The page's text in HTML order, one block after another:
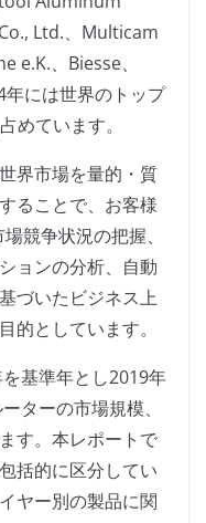
Ltd.、Multicam
e.K.、Biesse、
には世界のトップ
めています。
界市場を量的・質
ることで、お客様
競争状況の把握、
ョンの分析、自動
づいたビジネス上
的としています。
基準年とし2019年
ターの市場規模、
す。本レポートで
括的に区分してい
ヤー別の製品に関